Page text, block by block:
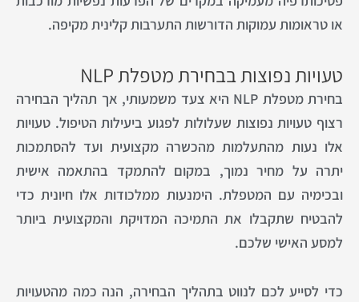
או טראומות עמוקות הדורשות התערבות קלינית מקיפה.
טעויות נפוצות בבחירת מטפלת NLP
בחירת מטפלת NLP היא צעד משמעותי, אך תהליך הבחירה
רצוף טעויות נפוצות שעלולות לפגוע ביעילות הטיפול. טעויות
אלו נעות מהתעלמות מהכשרה מקצועית ועד להסתמכות
יתרה על מחיר נמוך, במקום להתמקד בהתאמה אישית
ובכימיה עם המטפלת. הימנעות ממלכודות אלו חיונית כדי
להבטיח שתקבלו את התמיכה המדויקת והמקצועית ביותר
למסע האישי שלכם.
כדי לסייע לכם לנווט בתהליך הבחירה, הנה כמה מהטעויות